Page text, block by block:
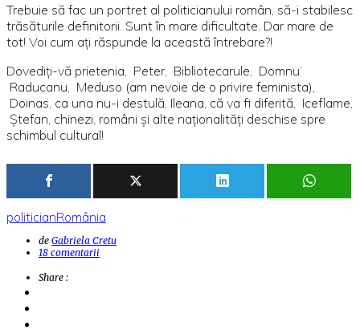
Trebuie să fac un portret al politicianului român, să-i stabilesc
trăsăturile definitorii. Sunt în mare dificultate. Dar mare de
tot! Voi cum aţi răspunde la această întrebare?!
Dovediţi-vă prietenia, Peter, Bibliotecarule, Domnu’
Raducanu, Meduso (am nevoie de o privire feminista),
Doinas, ca una nu-i destulă, Ileana, că va fi diferită, Iceflame,
Ştefan, chinezi, români şi alte naţionalităţi deschise spre
schimbul cultural!
politicianRomânia
de Gabriela Cretu
18 comentarii
Share :